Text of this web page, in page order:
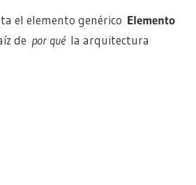
el elemento genérico Elemento
de por quéla arquitectura